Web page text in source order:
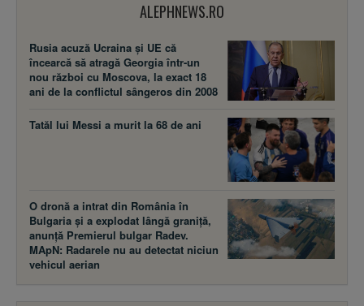
ALEPHNEWS.RO
Rusia acuză Ucraina şi UE că
încearcă să atragă Georgia într-un
nou război cu Moscova, la exact 18
ani de la conflictul sângeros din 2008
Tatăl lui Messi a murit la 68 de ani
O dronă a intrat din România în
Bulgaria și a explodat lângă graniță,
anunță Premierul bulgar Radev.
MApN: Radarele nu au detectat niciun
vehicul aerian